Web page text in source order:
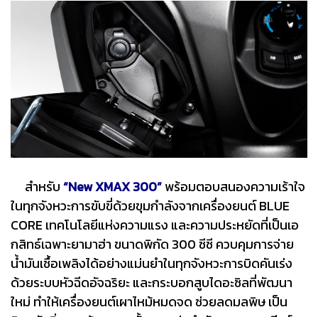
สำหรับ“New XMAX 300”พร้อมตอบสนองความเร้าใจ
ในทุกจังหวะการขับขี่ด้วยขุมกำลังจากเครื่องยนต์ BLUE
CORE เทคโนโลยีแห่งความแรง และความประหยัดที่เป็นเอ
กสิทธ์เฉพาะยามาฮ่า ขนาดพิกัด 300 ซีซี ควบคุมการจ่าย
น้ำมันเชื้อเพลิงได้อย่างแม่นยำในทุกจังหวะการบิดคันเร่ง
ด้วยระบบหัวฉีดอัจฉริยะ และกระบอกสูบไดอะซิลที่พัฒนา
ใหม่ ทำให้เครื่องยนต์เผาไหม้หมดจด ช่วยลดมลพิษ เป็น